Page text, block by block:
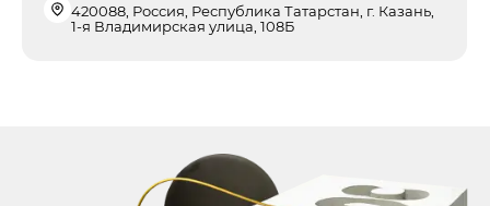
420088, Россия, Республика Татарстан, г. Казань,
1-я Владимирская улица, 108Б